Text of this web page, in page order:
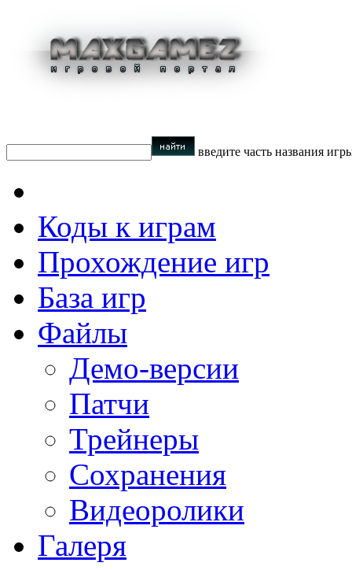
введите часть названия
Коды к играм
Прохождение игр
База игр
Файлы
Демо-версии
Патчи
Трейнеры
Сохранения
Видеоролики
Галеря